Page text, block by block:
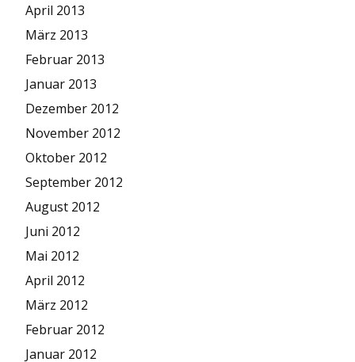
April 2013
März 2013
Februar 2013
Januar 2013
Dezember 2012
November 2012
Oktober 2012
September 2012
August 2012
Juni 2012
Mai 2012
April 2012
März 2012
Februar 2012
Januar 2012